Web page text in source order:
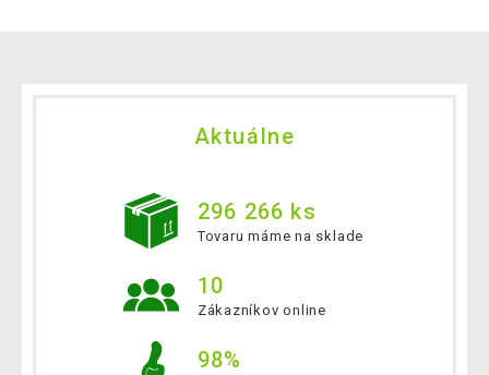
Aktuálne
296 266 ks
Tovaru máme na sklade
10
Zákazníkov online
98%